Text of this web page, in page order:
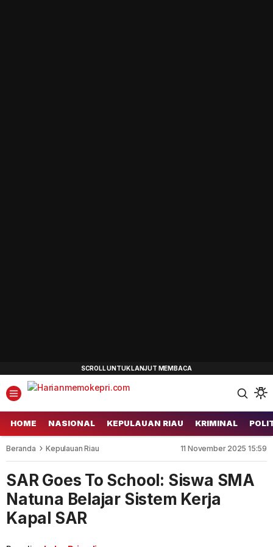
HOME NASIONAL KEPULAUAN RIAU KRIMINAL
Beranda Kepulauan Riau 11 November 2025 15:59
SAR Goes To School: Siswa SMA
Natuna Belajar Sistem Kerja
Kapal SAR